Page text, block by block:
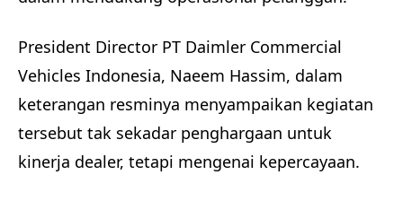
President Director PT Daimler Commercial
Vehicles Indonesia, Naeem Hassim, dalam
keterangan resminya menyampaikan kegiatan
tersebut tak sekadar penghargaan untuk
kinerja dealer, tetapi mengenai kepercayaan.